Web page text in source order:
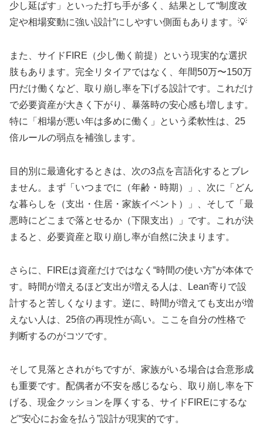
少し延ばす」といった打ち手が多く、結果として“制度改
定や相場変動に強い設計”にしやすい側面もあります。💡
また、サイドFIRE（少し働く前提）という現実的な選択
肢もあります。完全リタイアではなく、年間50万〜150万
円だけ働くなど、取り崩し率を下げる設計です。これだけ
で必要資産が大きく下がり、暴落時の安心感も増します。
特に「相場が悪い年は多めに働く」という柔軟性は、25
倍ルールの弱点を補強します。
目的別に最適化するときは、次の3点を言語化するとブレ
ません。まず「いつまでに（年齢・時期）」、次に「どん
な暮らしを（支出・住居・家族イベント）」、そして「最
悪時にどこまで落とせるか（下限支出）」です。これが決
まると、必要資産と取り崩し率が自然に決まります。
さらに、FIREは資産だけではなく“時間の使い方”が本体で
す。時間が増えるほど支出が増える人は、Lean寄りで設
計すると苦しくなります。逆に、時間が増えても支出が増
えない人は、25倍の再現性が高い。ここを自分の性格で
判断するのがコツです。
そして見落とされがちですが、家族がいる場合は合意形成
も重要です。配偶者が不安を感じるなら、取り崩し率を下
げる、現金クッションを厚くする、サイドFIREにするな
ど“安心にお金を払う”設計が現実的です。